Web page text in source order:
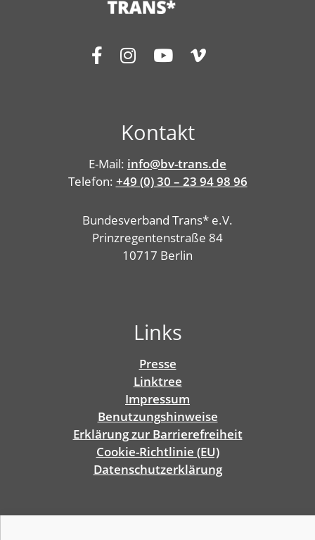
Kontakt
E-Mail: info@bv-trans.de
Telefon: +49 (0) 30 – 23 94 98 96
Bundesverband Trans* e.V.
Prinzregentenstraße 84
10717 Berlin
Links
Presse
Linktree
Impressum
Benutzungshinweise
Erklärung zur Barrierefreiheit
Cookie-Richtlinie (EU)
Datenschutz­erklärung